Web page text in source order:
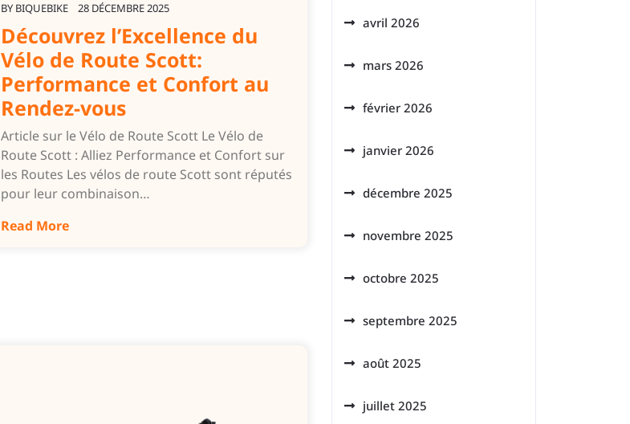
BY BIQUEBIKE 28 DÉCEMBRE 2025
Découvrez l’Excellence du
Vélo de Route Scott:
Performance et Confort au
Rendez-vous
Article sur le Vélo de Route Scott Le Vélo de
Route Scott : Alliez Performance et Confort sur
les Routes Les vélos de route Scott sont réputés
pour leur combinaison…
Read More
avril 2026
mars 2026
février 2026
janvier 2026
décembre 2025
novembre 2025
octobre 2025
septembre 2025
août 2025
juillet 2025